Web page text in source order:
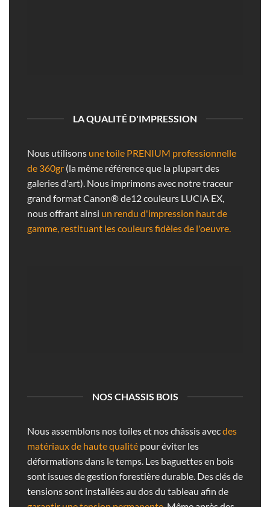
LA QUALITÉ D'IMPRESSION
Nous utilisons une toile PRENIUM professionnelle
de 360gr (la même référence que la plupart des
galeries d'art). Nous imprimons avec notre traceur
grand format Canon® de12 couleurs LUCIA EX,
nous offrant ainsi un rendu d'impression haut de
gamme, restituant les couleurs fidèles de l'oeuvre.
NOS CHASSIS BOIS
Nous assemblons nos toiles et nos châssis avecdes
matériaux de haute qualité pour éviter les
déformations dans le temps. Les baguettes en bois
sont issues de gestion forestière durable. Des clés de
tensions sont installées au dos du tableau afin de